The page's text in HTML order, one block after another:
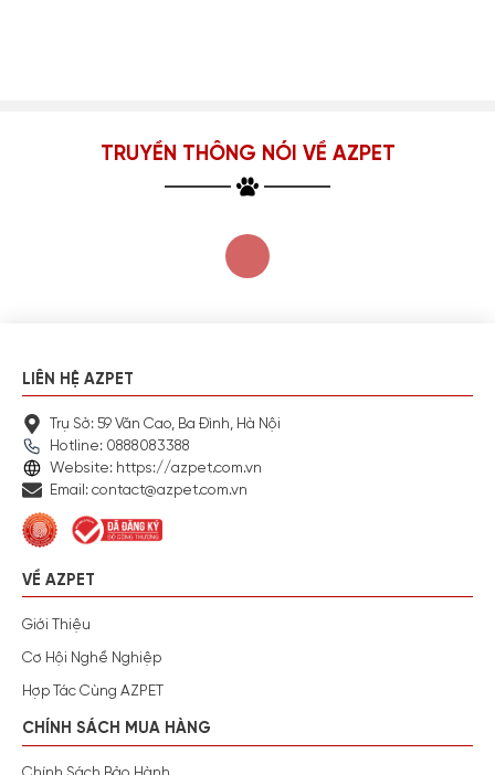
TRUYỀN THÔNG NÓI VỀ AZPET
LIÊN HỆ AZPET
Trụ Sở: 59 Văn Cao, Ba Đình, Hà Nội
Hotline: 0888083388
Website: https://azpet.com.vn
Email: contact@azpet.com.vn
VỀ AZPET
Giới Thiệu
Cơ Hội Nghề Nghiệp
Hợp Tác Cùng AZPET
CHÍNH SÁCH MUA HÀNG